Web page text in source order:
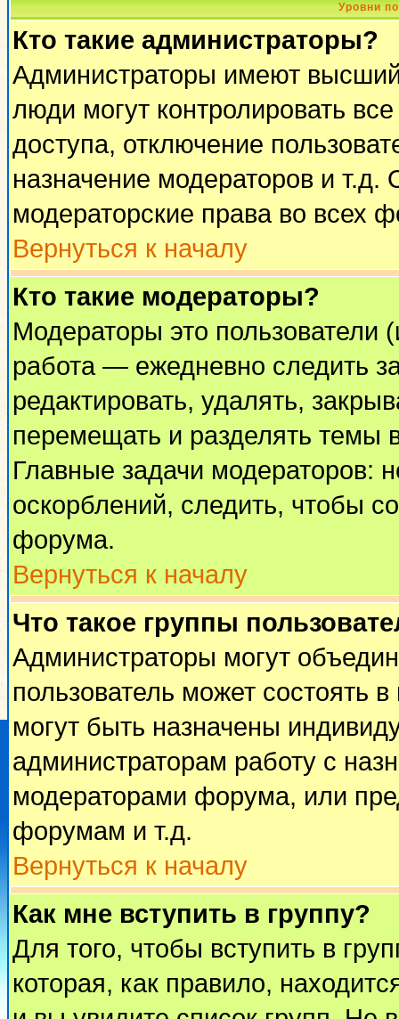
Уровни
Кто такие администраторы?
Администраторы имеют
люди могут контролировать
доступа, отключение
назначение модераторов и
модераторские права во всех
Вернуться к началу
Кто такие модераторы?
Модераторы это пользователи
работа — ежедневно следить
редактировать, удалять,
перемещать и разделять темы
Главные задачи модераторов:
оскорблений, следить, чтобы
форума.
Вернуться к началу
Что такое группы
Администраторы могут
пользователь может состоять
могут быть назначены
администраторам работу с
модераторами форума, или
форумам и т.д.
Вернуться к началу
Как мне вступить в группу?
Для того, чтобы вступить в
которая, как правило,